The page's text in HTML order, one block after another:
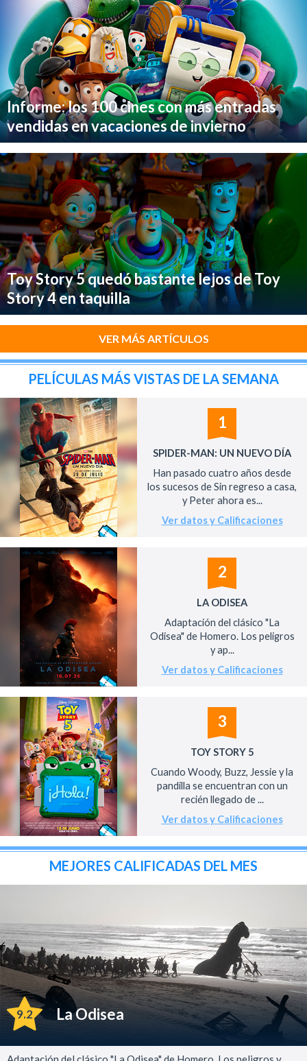
Informe: los 100 cines con más entradas
vendidas en vacaciones de invierno
Toy Story 5 quedó bastante lejos de Toy
Story 4 en taquilla
VER MÁS ARTÍCULOS
PELÍCULAS MÁS VISTAS DE LA SEMANA
1
SPIDER-MAN: UN NUEVO DÍA
Han pasado cuatro años desde
los sucesos de Sin regreso a casa,
y Peter ahora es...
Ver datos y Calificaciones
2
LA ODISEA
Adaptación del clásico "La
Odisea" de Homero. Los peligros
y ap...
Ver datos y Calificaciones
3
TOY STORY 5
Cuando Woody, Buzz, Jessie y la
pandilla se encuentran con un
recién llegado de ...
Ver datos y Calificaciones
MEJORES CALIFICADAS DEL MES
9.2 La Odisea